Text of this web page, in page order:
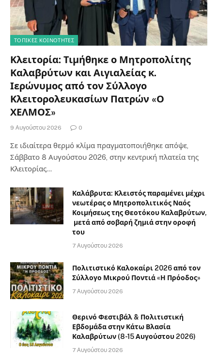
ΤΟΠΙΚΈΣ ΚΟΙΝΌΤΗΤΕΣ
Κλειτορία: Τιμήθηκε ο Μητροπολίτης
Καλαβρύτων και Αιγιαλείας κ.
Ιερώνυμος από τον Σύλλογο
Κλειτορολευκασίων Πατρών «Ο
ΧΕΛΜΟΣ»
9 Αυγούστου 2026 0
Σε ιδιαίτερα θερμό κλίμα πραγματοποιήθηκε απόψε,
Σάββατο 8 Αυγούστου 2026, στην κεντρική πλατεία της
Κλειτορίας…
Καλάβρυτα: Κλειστός παραμένει μέχρι
νεωτέρας ο Μητροπολιτικός Ναός
Κοιμήσεως της Θεοτόκου Καλαβρύτων,
μετά από σοβαρή ζημιά στην οροφή
του
7 Αυγούστου 2026
Πολιτιστικό Καλοκαίρι 2026 από τον
Σύλλογο Μικρού Ποντιά «Η Πρόοδος»
7 Αυγούστου 2026
Θερινό Φεστιβάλ & Πολιτιστική
Εβδομάδα στην Κάτω Βλασία
Καλαβρύτων (8-15 Αυγούστου 2026)
7 Αυγούστου 2026